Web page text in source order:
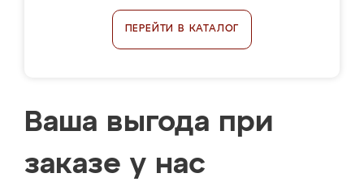
ПЕРЕЙТИ В КАТАЛОГ
Ваша выгода при
заказе у нас